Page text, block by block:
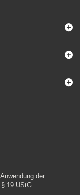
der
§ 19 UStG.